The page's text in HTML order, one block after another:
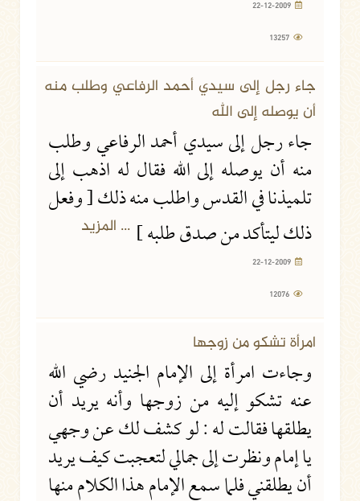
جاء رجل إلى سيدي أحمد الرفاعي وطلب منه
أن يوصله إلى الله
جاء رجل إلى سيدي أحمد الرفاعي وطلب
منه أن يوصله إلى الله فقال له اذهب إلى
تلميذنا في القدس واطلب منه ذلك [ وفعل
ذلك ليتأكد من صدق طلبه ] ... المزيد
امرأة تشكو من زوجها
وجاءت امرأة إلى الإمام الجنيد رضي الله
عنه تشكو إليه من زوجها وأنه يريد أن
يطلقها فقالت له : لو كشف لك عن وجهي
يا إمام ونظرت إلى جمالي لتعجبت كيف يريد
أن يطلقني فلما سمع الإمام هذا الكلام منها